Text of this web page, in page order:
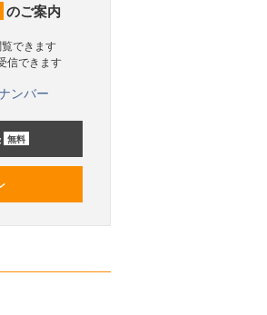
のご案内
できます
信できます
ンバー
無料